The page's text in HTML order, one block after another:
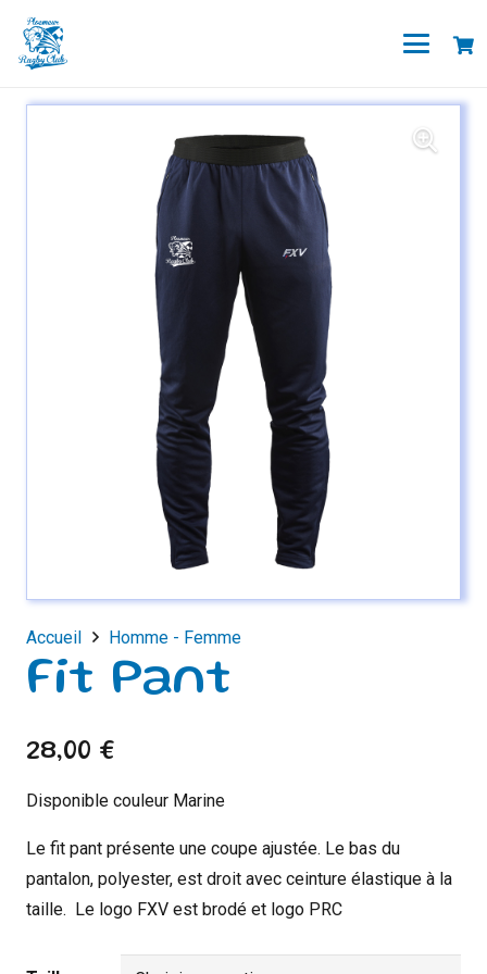
Accueil Homme - Femme
Fit Pant
28,00 €
Disponible couleur Marine
Le fit pant présente une coupe ajustée. Le bas du
pantalon, polyester, est droit avec ceinture élastique à la
taille. Le logo FXV est brodé et logo PRC